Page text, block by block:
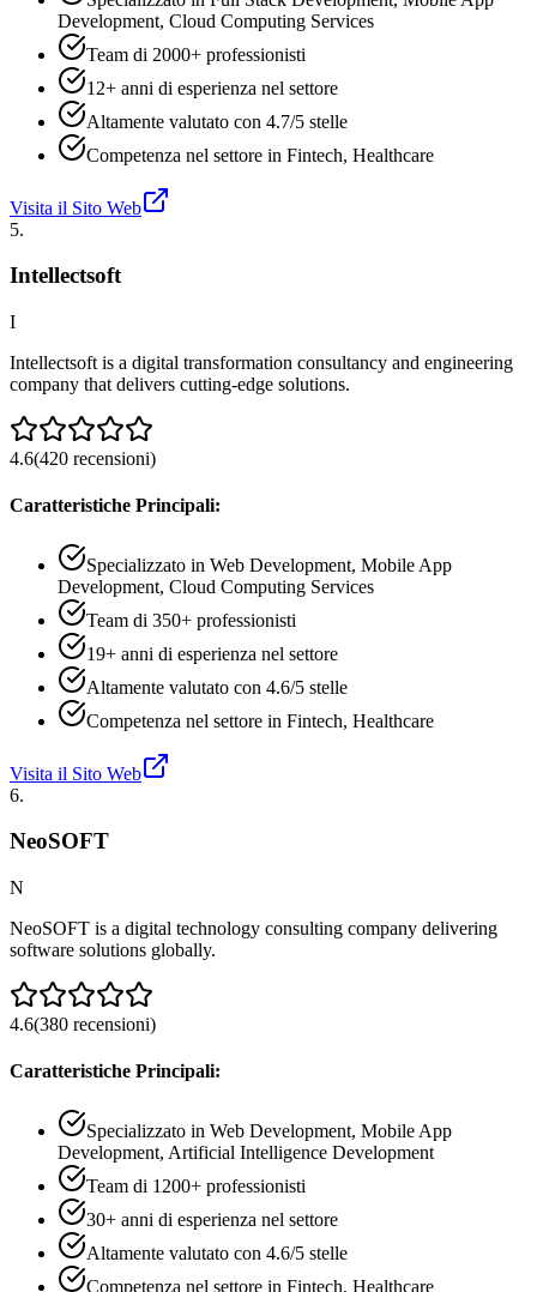
Development, Cloud Computing Services
Team di 2000+ professionisti
12+ anni di esperienza nel settore
Altamente valutato con 4.7/5 stelle
Competenza nel settore in Fintech, Healthcare
Visita il Sito Web
5.
Intellectsoft
I
Intellectsoft is a digital transformation consultancy and engineering
company that delivers cutting-edge solutions.
4.6(420 recensioni)
Caratteristiche Principali:
Specializzato in Web Development, Mobile App
Development, Cloud Computing Services
Team di 350+ professionisti
19+ anni di esperienza nel settore
Altamente valutato con 4.6/5 stelle
Competenza nel settore in Fintech, Healthcare
Visita il Sito Web
6.
NeoSOFT
N
NeoSOFT is a digital technology consulting company delivering
software solutions globally.
4.6(380 recensioni)
Caratteristiche Principali:
Specializzato in Web Development, Mobile App
Development, Artificial Intelligence Development
Team di 1200+ professionisti
30+ anni di esperienza nel settore
Altamente valutato con 4.6/5 stelle
Competenza nel settore in Fintech, Healthcare